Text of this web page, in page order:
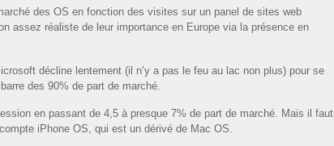
des OS en fonction des visites sur un panel de sites web
assez réaliste de leur importance en Europe via la présence en
décline lentement (il n’y a pas le feu au lac non plus) pour se
des 90% de part de marché.
en passant de 4,5 à presque 7% de part de marché. Mais il faut
iPhone OS, qui est un dérivé de Mac OS.